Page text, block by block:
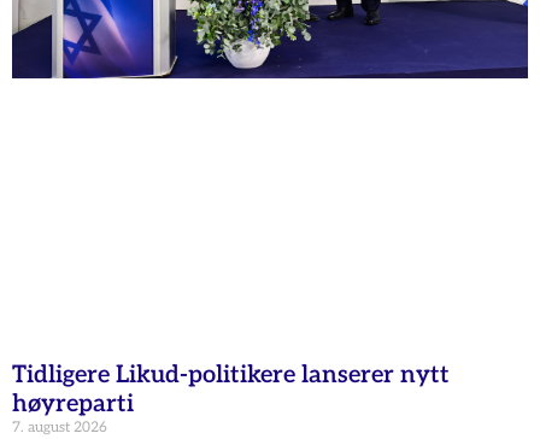
Tidligere Likud-politikere lanserer nytt
høyreparti
7. august 2026